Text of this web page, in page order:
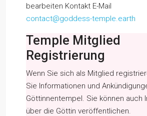
bearbeiten Kontakt E-Mail
contact@goddess-temple.earth
Temple Mitglied
Registrierung
Wenn Sie sich als Mitglied
Sie Informationen und
Göttinnentempel. Sie können auch
über die Göttin veröffentlichen.